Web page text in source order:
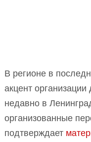
В регионе в
акцент организации
недавно в
организованные
подтверждает